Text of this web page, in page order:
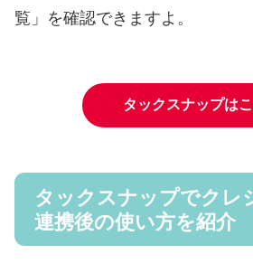
覧」を確認できますよ。
タックスナップは
タックスナップでクレ
連携後の使い方を紹介